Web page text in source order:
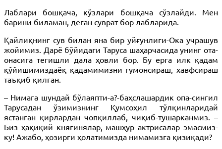
Лаблари бошқача, кўзлари бошқача сўзлайди. Мен
барини биламан, деган суврат бор лабларида.
Қайлиқнинг сув билан яна бир уйғунлиги-Ока учрашув
жойимиз. Дарё бўйидаги Таруса шаҳарчасида унинг ота-
онасига тегишли дала ҳовли бор. Бу ерга илк қадам
қўйишимиздаёқ қадамимизни гумонсираш, хавфсираш
таъқиб қилган.
– Нимага шундай бўлаяпти-а?-баҳслашардик опа-сингил
Тарусадан ўзимизнинг Қумсоҳил тўлқинларидай
ястанган қирлардан чопқиллаб, чиқиб-тушарканмиз. –
Биз ҳақиқий княгинялар, машҳур актрисалар эмасмиз-
ку! Ажабо, ҳозирги ҳолатимизда нимамизга қизиқади?